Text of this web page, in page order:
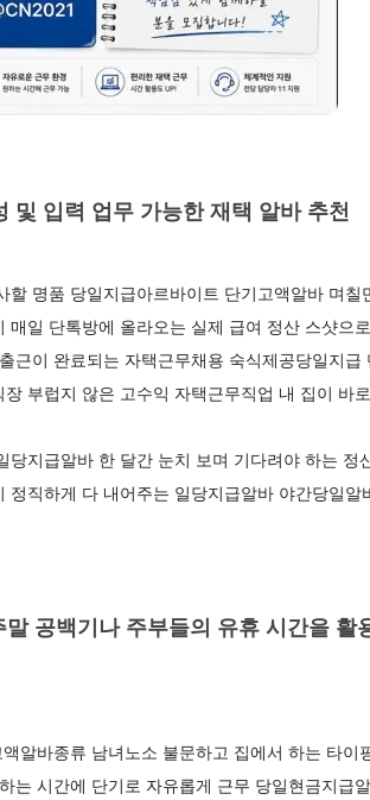
및 입력 업무 가능한 재택 알바 추천
명품 당일지급아르바이트 단기고액알바 며칠
일 단톡방에 올라오는 실제 급여 정산 스샷으
근이 완료되는 자택근무채용 숙식제공당일지
부럽지 않은 고수익 자택근무직업 내 집이 바
지급알바 한 달간 눈치 보며 기다려야 하는 정
직하게 다 내어주는 일당지급알바 야간당일알
공백기나 주부들의 유휴 시간을 활
알바종류 남녀노소 불문하고 집에서 하는 타이
는 시간에 단기로 자유롭게 근무 당일현금지급